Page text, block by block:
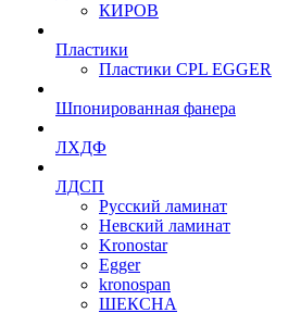
КИРОВ
Пластики
Пластики CPL EGGER
Шпонированная фанера
ЛХДФ
ЛДСП
Русский ламинат
Невский ламинат
Kronostar
Egger
kronospan
ШЕКСНА